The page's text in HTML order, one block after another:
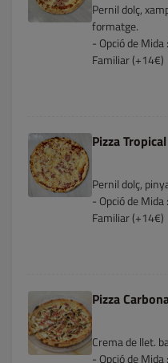
Pernil dolç,
formatge.
- Opció de
Familiar (+14€)
Pizza Tropical
Pernil dolç,
- Opció de
Familiar (+14€)
Pizza
Crema de llet.
- Opció de